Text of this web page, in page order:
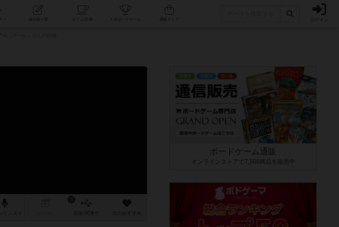
コミュニティ 人気ボードゲーム ログイン
作 次のおすすめ
ボードゲーム通販
オンラインストアで7,500商品を販売中